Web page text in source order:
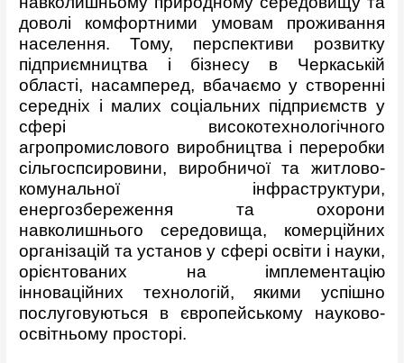
доволі комфортними умовам проживання
населення. Тому, перспективи розвитку
підприємництва і бізнесу в Черкаській
області, насамперед, вбачаємо у створенні
середніх і малих соціальних підприємств у
сфері високотехнологічного
агропромислового виробництва і переробки
сільгоспсировини, виробничої та житлово-
комунальної інфраструктури,
енергозбереження та охорони
навколишнього середовища, комерційних
організацій та установ у сфері освіти і науки,
орієнтованих на імплементацію
інноваційних технологій, якими успішно
послуговуються в європейському науково-
освітньому просторі.